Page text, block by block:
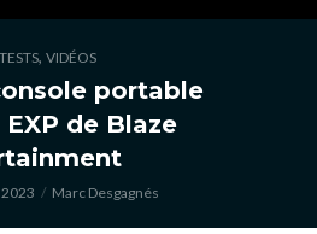
TESTS, VIDÉOS
portable
de Blaze
Marc Desgagnés